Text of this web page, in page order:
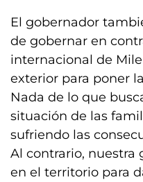
El gobernador
de gobernar en
internacional de
exterior para poner
Nada de lo que
situación de las
sufriendo las
Al contrario, nuestra
en el territorio para